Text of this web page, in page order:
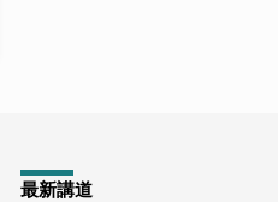
最新講道